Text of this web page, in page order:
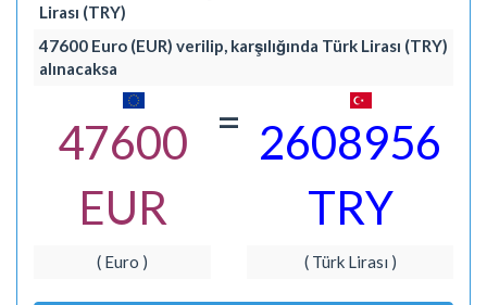
Lirası (TRY)
47600 Euro (EUR) verilip, karşılığında Türk Lirası (TRY)
alınacaksa
47600
EUR
= 2608956
TRY
( Euro ) ( Türk Lirası )